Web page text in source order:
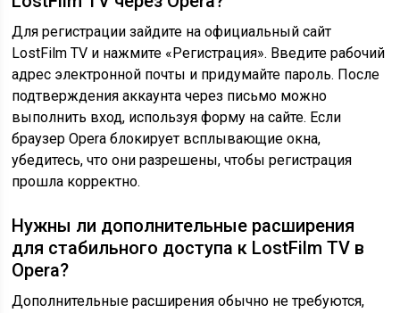
Для регистрации зайдите на официальный сайт
LostFilm TV и нажмите «Регистрация». Введите рабочий
адрес электронной почты и придумайте пароль. После
подтверждения аккаунта через письмо можно
выполнить вход, используя форму на сайте. Если
браузер Opera блокирует всплывающие окна,
убедитесь, что они разрешены, чтобы регистрация
прошла корректно.
Нужны ли дополнительные расширения
для стабильного доступа к LostFilm TV в
Opera?
Дополнительные расширения обычно не требуются,